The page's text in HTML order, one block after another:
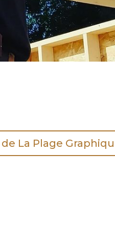
La Plage